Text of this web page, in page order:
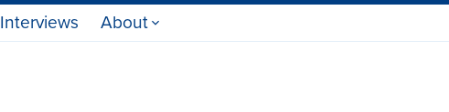
Interviews About